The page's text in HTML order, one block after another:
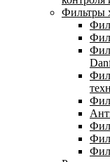
Фильтры